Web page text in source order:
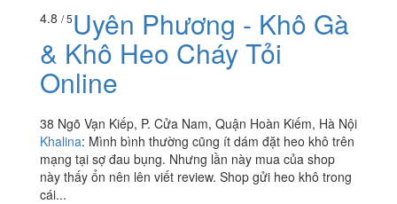
4.8 / 5Uyên Phương - Khô Gà
& Khô Heo Cháy Tỏi
Online
38 Ngõ Vạn Kiếp, P. Cửa Nam, Quận Hoàn Kiếm, Hà Nội
Khalina: Mình bình thường cũng ít dám đặt heo khô trên
mạng tại sợ đau bụng. Nhưng lần này mua của shop
này thấy ổn nên lên viết review. Shop gửi heo khô trong
cái...